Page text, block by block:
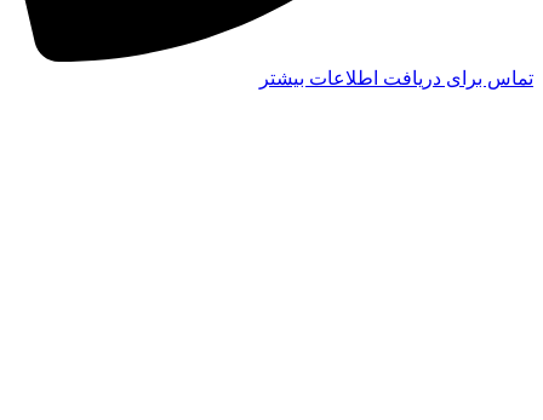
تماس برای دریافت اطلاعات بیشتر